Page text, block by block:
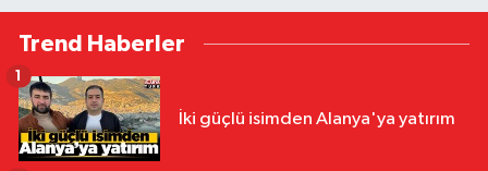
Trend Haberler
İki güçlü isimden Alanya'ya yatırım
1